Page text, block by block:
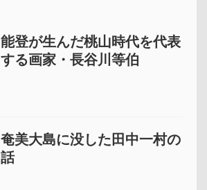
能登が生んだ桃山時代を代表
する画家・長谷川等伯
奄美大島に没した田中一村の
話